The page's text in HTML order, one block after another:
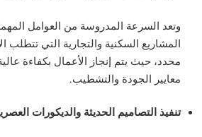
وتعد السرعة المدروسة من العوامل
المشاريع السكنية والتجارية التي تتطلب
محدد، حيث يتم إنجاز الأعمال بكفاءة
معايير الجودة والتشطيب.
تنفيذ التصاميم الحديثة والديكورات